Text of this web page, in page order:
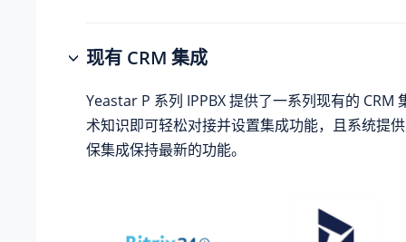
现有 CRM 集成
Yeastar P 系列 IPPBX提供了一系列现有的 CRM
术知识即可轻松对接并设置集成功能，且系统提
保集成保持最新的功能。